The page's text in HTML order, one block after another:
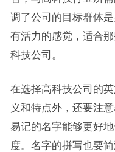
调了公司的目标群体
有活力的感觉，适合
科技公司。
在选择高科技公司的
义和特点外，还要注
易记的名字能够更好
度。名字的拼写也要